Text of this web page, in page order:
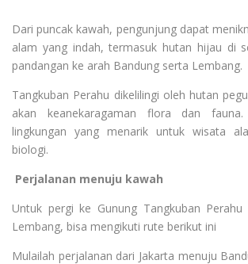
Dari puncak kawah, pengunjung dapat
alam yang indah, termasuk hutan hijau di
pandangan ke arah Bandung serta Lembang.
Tangkuban Perahu dikelilingi oleh hutan
akan keanekaragaman flora dan
lingkungan yang menarik untuk wisata
biologi.
Perjalanan menuju kawah
Untuk pergi ke Gunung Tangkuban
Lembang, bisa mengikuti rute berikut ini
Mulailah perjalanan dari Jakarta menuju